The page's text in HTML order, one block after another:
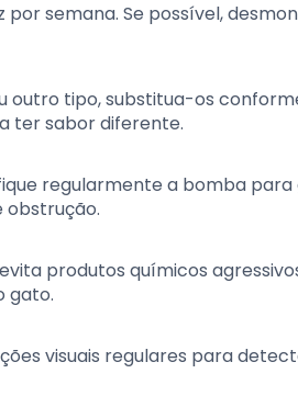
semana. Se possível,
outro tipo, substitua-os
ter sabor diferente.
regularmente a bomba
obstrução.
produtos químicos
gato.
visuais regulares para